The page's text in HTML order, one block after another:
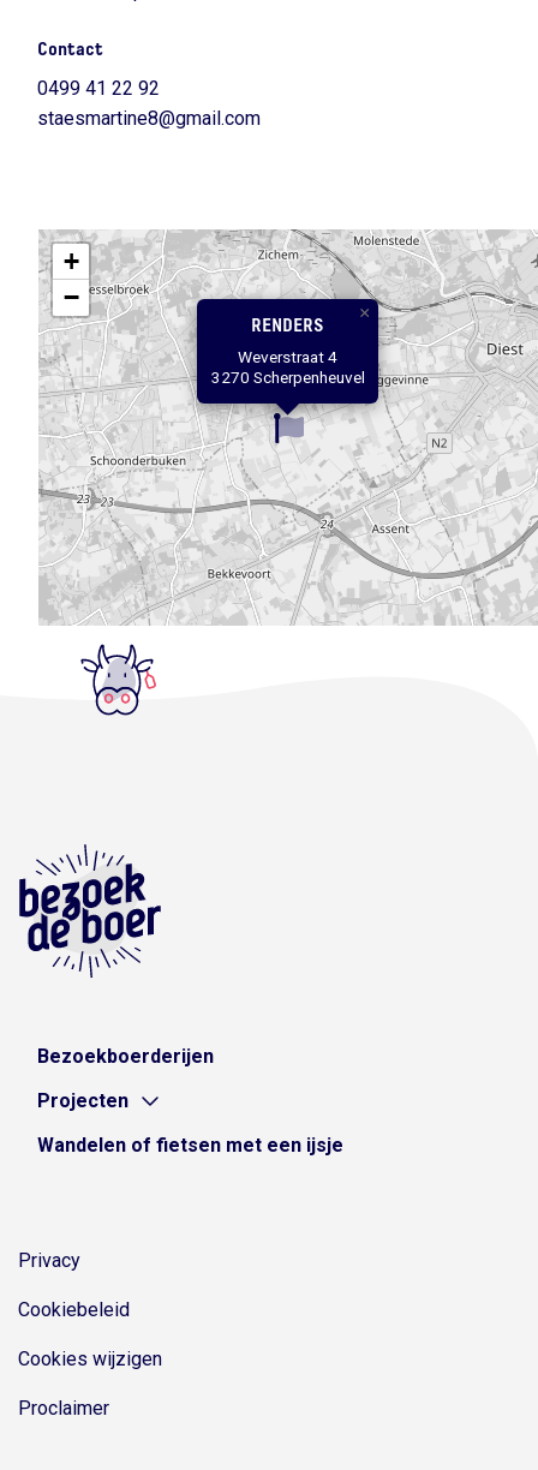
Contact
0499 41 22 92
staesmartine8@gmail.com
RENDERS
Weverstraat 4
3270 Scherpenheuvel
×
+
−
Bezoekboerderijen
Projecten
Wandelen of fietsen met een ijsje
Privacy
Cookiebeleid
Cookies wijzigen
Proclaimer